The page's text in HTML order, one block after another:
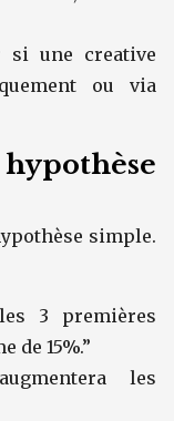
si une creative
ou via
simple.
3 premières
de 15%.”
les